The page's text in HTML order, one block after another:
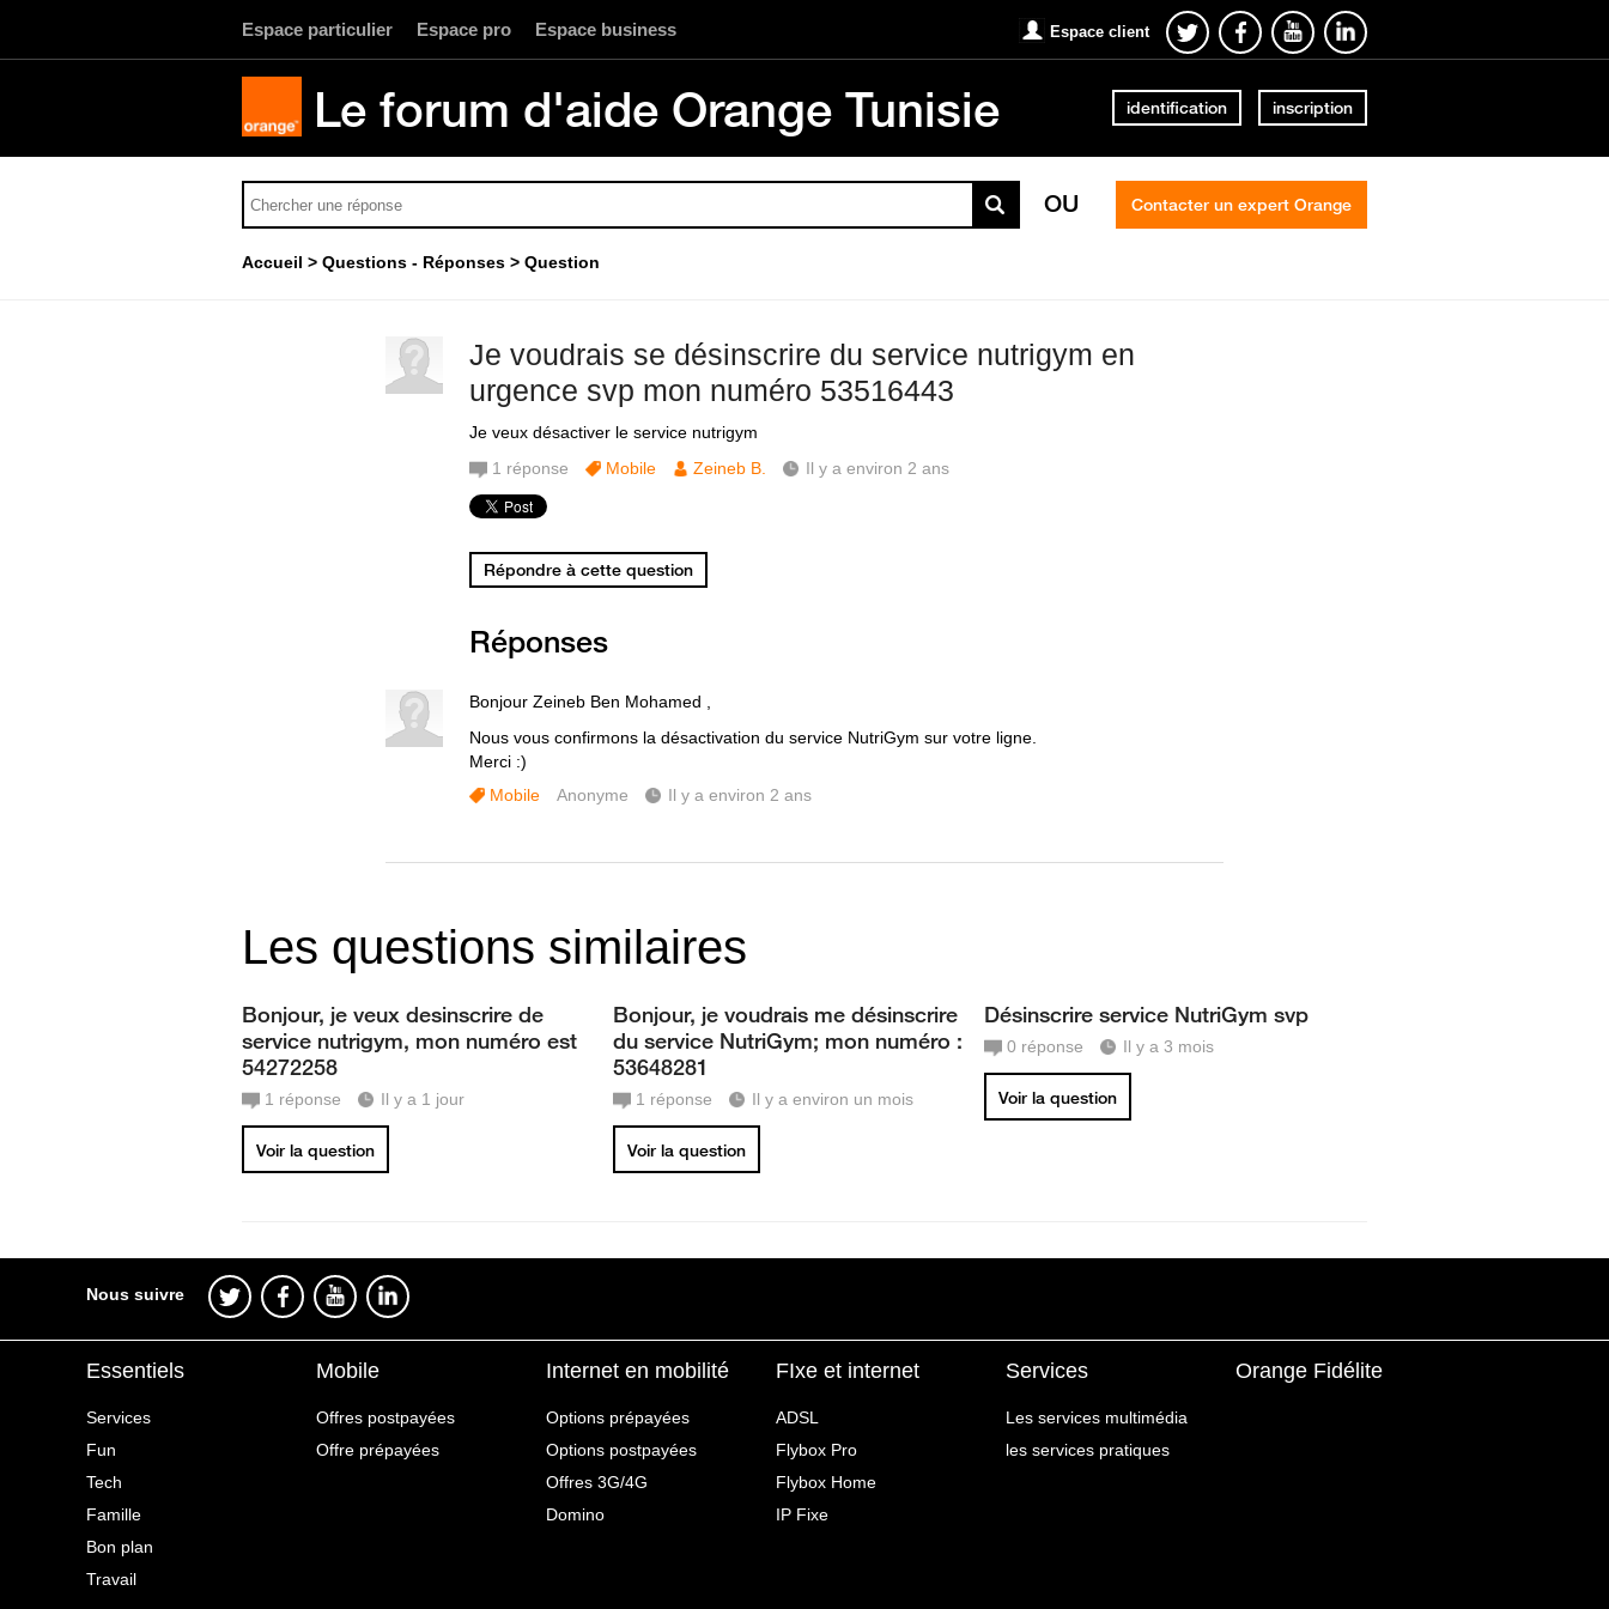
Espace particulier Espace pro Espace business Espace client
Le forum d'aide Orange Tunisie identification inscription
OU Contacter un expert Orange
Accueil Questions - Réponses Question
Je voudrais se désinscrire du service nutrigym en
urgence svp mon numéro 53516443
Je veux désactiver le service nutrigym
1 réponse Mobile Zeineb B. Il y a environ 2 ans
Répondre à cette question
Réponses
Bonjour Zeineb Ben Mohamed ,
Nous vous confirmons la désactivation du service NutriGym sur votre ligne.
Merci :)
Mobile
Anonyme Il y a environ 2 ans
Les questions similaires
Bonjour, je veux desinscrire de
service nutrigym, mon numéro est
54272258
1 réponse Il y a 1 jour
Voir la question
Bonjour, je voudrais me désinscrire
du service NutriGym; mon numéro :
53648281
1 réponse Il y a environ un mois
Voir la question
Désinscrire service NutriGym svp
0 réponse Il y a 3 mois
Voir la question
Nous suivre
Essentiels
Services
Fun
Tech
Famille
Bon plan
Travail
Mobile
Offres postpayées
Offre prépayées
Internet en mobilité
Options prépayées
Options postpayées
Offres 3G/4G
Domino
FIxe et internet
ADSL
Flybox Pro
Flybox Home
IP Fixe
Services
Les services multimédia
les services pratiques
Orange Fidélite